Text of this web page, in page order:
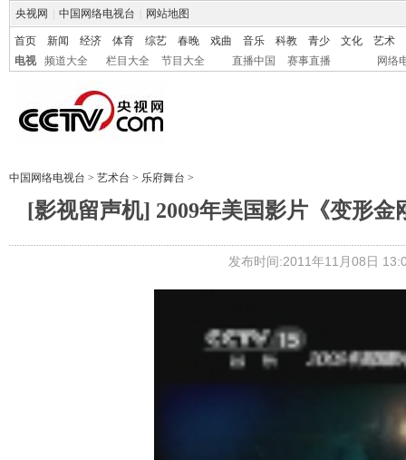
央视网 中国网络电视台 网站地图
首页 新闻 经济 体育 综艺 春晚 戏曲 音乐 科教 青少 文化
艺术
电视
频道大全 栏目大全 节目大全 直播中国 赛事直播 网络
中国网络电视台 > 艺术台 > 乐府舞台 >
[影视留声机] 2009年美国影片《变形
发布时间:2011年11月08日